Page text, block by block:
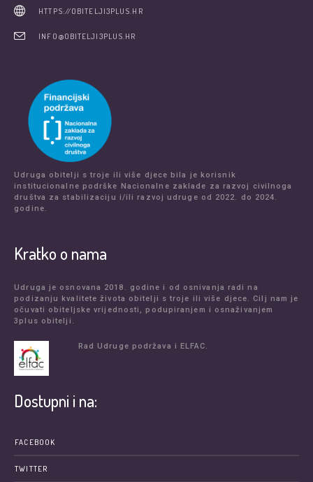
HTTPS://OBITELJI3PLUS.HR
INFO@OBITELJI3PLUS.HR
Udruga obitelji s troje ili više djece bila je korisnik
institucionalne podrške Nacionalne zaklade za razvoj civilnoga
društva za stabilizaciju i/ili razvoj udruge od 2022. do 2024.
godine.
Kratko o nama
Udruga je osnovana 2018. godine i od osnivanja radi na
podizanju kvalitete života obitelji s troje ili više djece. Cilj nam je
očuvati obiteljske vrijednosti, podupiranjem i osnaživanjem
3plus obitelji.
Rad Udruge podržava i ELFAC.
Dostupni i na:
FACEBOOK
TWITTER